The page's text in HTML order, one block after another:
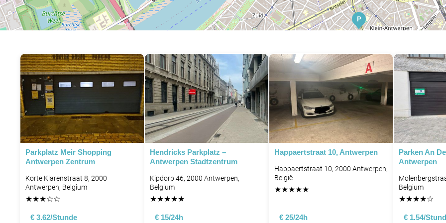
P
P
P
Parkplatz Meir Shopping
Antwerpen Zentrum
Korte Klarenstraat 8, 2000
Antwerpen, Belgium
★★★☆☆
€ 3.62/Stunde
Hendricks Parkplatz –
Antwerpen Stadtzentrum
Kipdorp 46, 2000 Antwerpen,
Belgium
★★★★★
€ 15/24h
Happaertstraat 10, Antwerpen
Happaertstraat 10, 2000 Antwerpen,
België
★★★★★
€ 25/24h
Parken An
Antwerpen
Belgium
★★★★☆
€ 1.54/